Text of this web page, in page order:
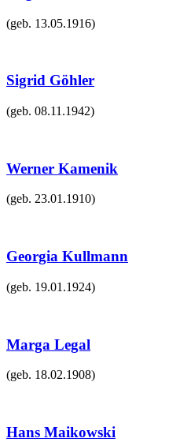
(geb. 13.05.1916)
Sigrid Göhler
(geb. 08.11.1942)
Werner Kamenik
(geb. 23.01.1910)
Georgia Kullmann
(geb. 19.01.1924)
Marga Legal
(geb. 18.02.1908)
Hans Maikowski